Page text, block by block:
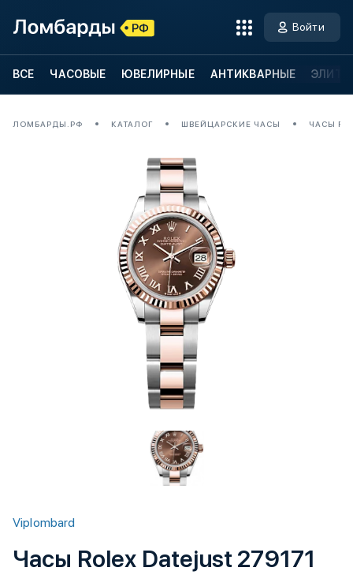
Войти
ВСЕ ЧАСОВЫЕ ЮВЕЛИРНЫЕ АНТИКВАРНЫЕ
ЛОМБАРДЫ.РФ КАТАЛОГ ШВЕЙЦАРСКИЕ ЧАСЫ ЧАСЫ
Viplombard
Часы Rolex Datejust 279171